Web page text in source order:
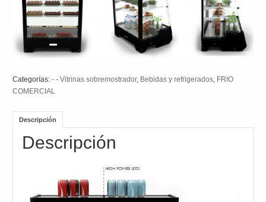
Categorías:- - Vitrinas sobremostrador, Bebidas y refrigerados, FRIO
COMERCIAL
Descripción
Descripción